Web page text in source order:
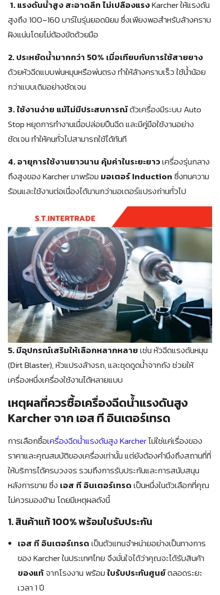
1. แรงดันน้ำสูง สะอาดลึก ไม่เปลืองแรงKarcher ให้แรงดัน
สูงถึง 100–160 บาร์ในรุ่นยอดนิยม ซึ่งเพียงพอสำหรับล้างคราบ
ฝังแน่นโดยไม่ต้องขัดด้วยมือ
2. ประหยัดน้ำมากกว่า 50% เมื่อเทียบกับการใช้สายยาง
ด้วยหัวฉีดแบบพ่นหมุนหรือพ่นตรง ทำให้ล้างคราบเร็ว ใช้น้ำน้อย
กว่าแบบเดิมอย่างชัดเจน
3. ใช้งานง่าย แม้ไม่มีประสบการณ์ตัวเครื่องมีระบบ Auto
Stop หยุดการทำงานเมื่อปล่อยปืนฉีด และมีคู่มือใช้งานอย่าง
ชัดเจน ทำให้คนทั่วไปสามารถใช้ได้ทันที
4. อายุการใช้งานยาวนาน คุ้มค่าในระยะยาวเครื่องรุ่นกลาง
ถึงสูงของ Karcher มาพร้อม มอเตอร์ Inductionซึ่งทนความ
ร้อนและใช้งานต่อเนื่องได้นานกว่ามอเตอร์แปรงถ่านทั่วไป
5. มีอุปกรณ์เสริมให้เลือกหลากหลายเช่น หัวฉีดแรงดันหมุน
(Dirt Blaster), หัวแปรงล้างรถ, และชุดดูดน้ำจากถัง ช่วยให้
เครื่องหนึ่งเครื่องใช้งานได้หลายแบบ
เหตุผลที่ควรซื้อเครื่องฉีดน้ำแรงดันสูง
Karcher จาก เอส ที อินเตอร์เทรด
การเลือกซื้อเครื่องฉีดน้ำแรงดันสูง Karcherไม่ใช่แค่เรื่องของ
ราคาและคุณสมบัติของเครื่องเท่านั้น แต่ยังต้องคำนึงถึงสถานที่ที่
ให้บริการได้ครบวงจร รวมถึงการรับประกันและการสนับสนุน
หลังการขาย ซึ่ง เอส ที อินเตอร์เทรดเป็นหนึ่งในตัวเลือกที่คุณ
ไม่ควรมองข้าม โดยมีเหตุผลดังนี้
1. สินค้าแท้ 100% พร้อมใบรับประกัน
เอส ที อินเตอร์เทรดเป็นตัวแทนจำหน่ายอย่างเป็นทางการ
ของ Karcher ในประเทศไทย จึงมั่นใจได้ว่าคุณจะได้รับสินค้า
ของแท้จากโรงงาน พร้อมใบรับประกันศูนย์ตลอดระยะ
เวลา 1 ปี